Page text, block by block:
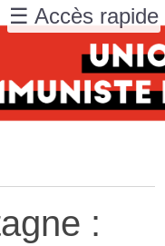
:
☰ Accès rapide